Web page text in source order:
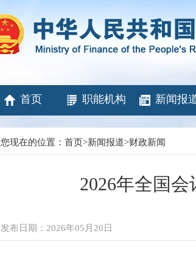
首页 职能机构 新闻报
您现在的位置： 首页>新闻报道>财政新闻
2026年全国
发布日期：2026年05月20日